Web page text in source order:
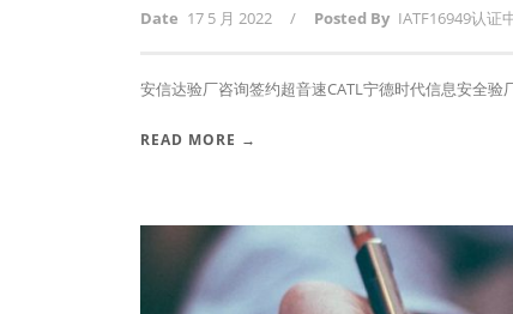
Date 17 5 月 2022 / Posted By IATF16949认证
安信达验厂咨询签约超音速CATL宁德时代信息安全验
READ MORE →